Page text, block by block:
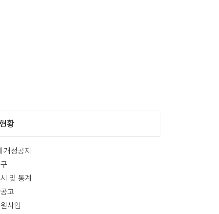
황
개정공지
및 통계
고
사업